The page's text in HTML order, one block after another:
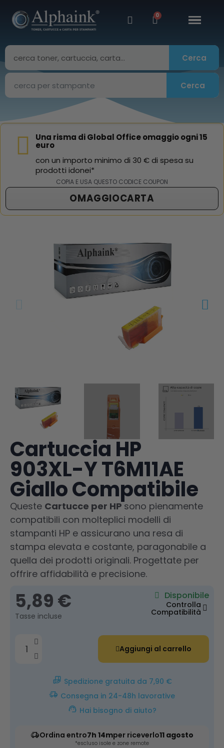
Cerca
Cerca
Una risma di Global Office omaggio ogni 15
euro
con un importo minimo di 30 € di spesa su
prodotti idonei*
COPIA E USA QUESTO CODICE COUPON
OMAGGIOCARTA
Cartuccia HP
903XL-Y T6M11AE
Giallo Compatibile
Queste Cartucce per HP sono pienamente
compatibili con molteplici modelli di
stampanti HP e assicurano una resa di
stampa elevata e costante, paragonabile a
quella dei prodotti originali. Progettate per
offrire affidabilità e precisione.
5,89 €
Tasse incluse
Disponibile
Controlla
Compatibilità
Aggiungi al carrello
Spedizione gratuita da 7,90 €
Consegna in 24-48h lavorative
Hai bisogno di aiuto?
Ordina entro7h 14mper riceverlo11 agosto
*escluso isole e zone remote